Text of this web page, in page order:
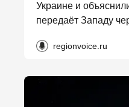
Украине и
передаёт Западу
regionvoice.ru